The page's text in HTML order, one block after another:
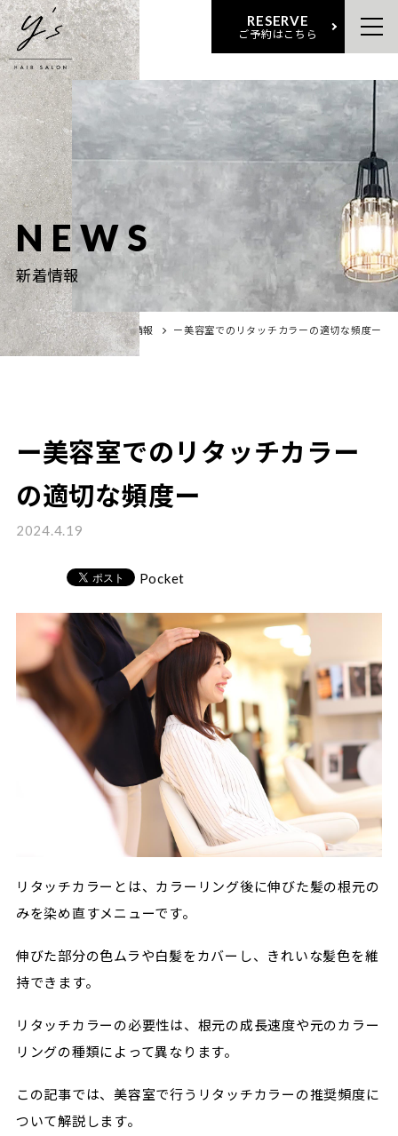
RESERVE
ご予約はこちら
NEWS
新着情報
ホーム 新着情報 ー美容室でのリタッチカラーの適切な頻度ー
ー美容室でのリタッチカラー
の適切な頻度ー
2024.4.19
Pocket
リタッチカラーとは、カラーリング後に伸びた髪の根元の
みを染め直すメニューです。
伸びた部分の色ムラや白髪をカバーし、きれいな髪色を維
持できます。
リタッチカラーの必要性は、根元の成長速度や元のカラー
リングの種類によって異なります。
この記事では、美容室で行うリタッチカラーの推奨頻度に
ついて解説します。